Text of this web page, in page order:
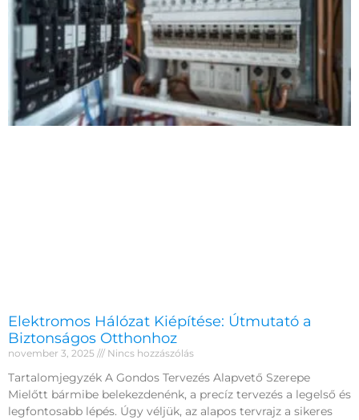
Elektromos Hálózat Kiépítése: Útmutató a
Biztonságos Otthonhoz
november 3, 2025 Nincs hozzászólás
Tartalomjegyzék A Gondos Tervezés Alapvető Szerepe
Mielőtt bármibe belekezdenénk, a precíz tervezés a legelső és
legfontosabb lépés. Úgy véljük, az alapos tervrajz a sikeres